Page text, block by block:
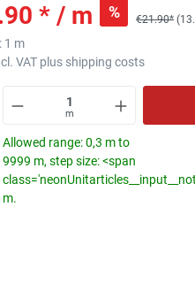
* / m % €21.90*
1 m
VAT plus shipping costs
m
Allowed range: 0,3 m to
9999 m, step size: <span
m.